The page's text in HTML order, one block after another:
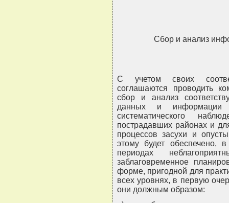
Сбор и анализ
С учетом своих
соглашаются проводить
сбор и анализ
данных и
систематического
пострадавших районах и
процессов засухи и
этому будет обеспечено,
периодах
заблаговременное
форме, пригодной для
всех уровнях, в первую
они должным образом: